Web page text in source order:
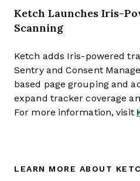
Ketch Launches Iris-
Scanning
Ketch adds Iris-powered
Sentry and Consent
based page grouping and
expand tracker coverage
For more information, visit
LEARN MORE ABOUT